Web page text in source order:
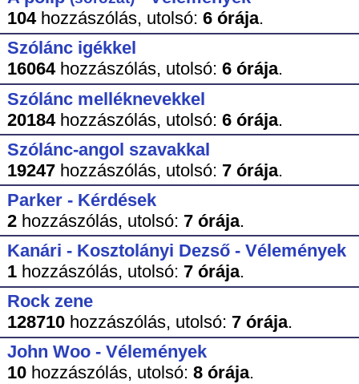
104hozzászólás, utolsó: 6 órája.
Szólánc igékkel
16064hozzászólás, utolsó: 6 órája.
Szólánc melléknevekkel
20184hozzászólás, utolsó: 6 órája.
Szólánc-angol szavakkal
19247hozzászólás, utolsó: 7 órája.
Parker - Kérdések
2hozzászólás, utolsó: 7 órája.
Kanári - Kosztolányi Dezső - Vélemények
1hozzászólás, utolsó: 7 órája.
Rock zene
128710hozzászólás, utolsó: 7 órája.
John Woo - Vélemények
10hozzászólás, utolsó: 8 órája.